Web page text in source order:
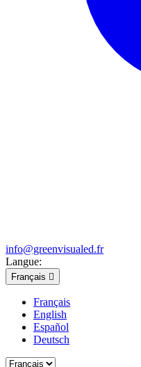
info@greenvisualed.fr
Langue:
Français 
Français
English
Español
Deutsch